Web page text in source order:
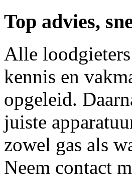
Top advies,
Alle
kennis en
opgeleid.
juiste
zowel gas als
Neem contact